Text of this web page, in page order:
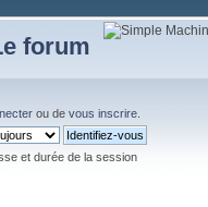
forum
ou de vous inscrire
et durée de la session